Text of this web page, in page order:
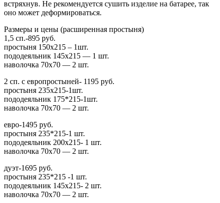
встряхнув. Не рекомендуется сушить изделие на батарее, так
оно может деформироваться.
Размеры и цены (расширенная простыня)
1,5 сп.-895 руб.
простыня 150х215 – 1шт.
пододеяльник 145х215 — 1 шт.
наволочка 70х70 — 2 шт.
2 сп. с европростыней- 1195 руб.
простыня 235х215-1шт.
пододеяльник 175*215-1шт.
наволочка 70х70 — 2 шт.
евро-1495 руб.
простыня 235*215-1 шт.
пододеяльник 200х215- 1 шт.
наволочка 70х70 — 2 шт.
дуэт-1695 руб.
простыня 235*215 -1 шт.
пододеяльник 145х215- 2 шт.
наволочка 70х70 — 2 шт.